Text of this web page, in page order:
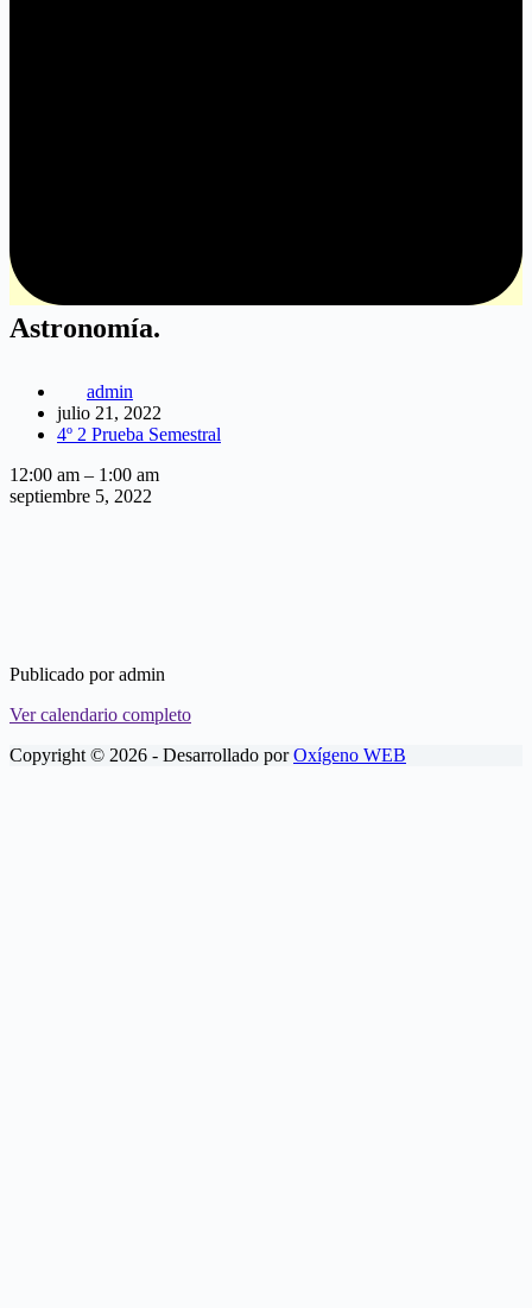
Astronomía.
admin
julio 21, 2022
4º 2 Prueba Semestral
Astronomía.
12:00 am – 1:00 am
septiembre 5, 2022
Publicado por admin
Ver calendario completo
Copyright © 2026 - Desarrollado porOxígeno WEB